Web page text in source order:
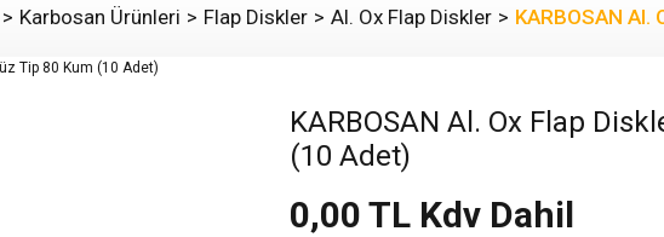
Karbosan Ürünleri Flap Diskler Al. Ox Flap Diskler KARBOSAN
KARBOSAN Al. Ox Flap
(10 Adet)
0,00 TL Kdv Dahil